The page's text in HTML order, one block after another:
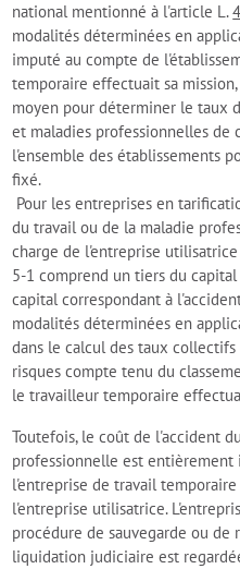
national mentionné à l'article L.
modalités déterminées en
imputé au compte de
temporaire effectuait sa
moyen pour déterminer le taux
et maladies professionnelles de
l'ensemble des établissements
fixé.
Pour les entreprises en
du travail ou de la maladie
charge de l'entreprise
5-1 comprend un tiers du
capital correspondant à
modalités déterminées en
dans le calcul des taux
risques compte tenu du
le travailleur temporaire
Toutefois, le coût de l'accident
professionnelle est
l'entreprise de travail
l'entreprise utilisatrice.
procédure de sauvegarde ou
liquidation judiciaire est